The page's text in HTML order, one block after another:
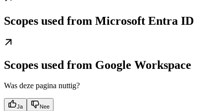
Scopes used from Microsoft Entra ID
Scopes used from Google Workspace
Was deze pagina nuttig?
Ja Nee